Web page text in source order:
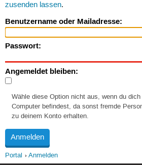
zusenden lassen.
Benutzername oder Mailadresse:
Passwort:
Angemeldet bleiben:
Wähle diese Option nicht aus, wenn du
Computer befindest, da sonst fremde
zu deinem Konto erhalten.
Portal Anmelden